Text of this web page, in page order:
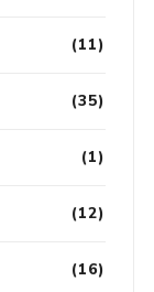
(11)
(35)
(1)
(12)
(16)